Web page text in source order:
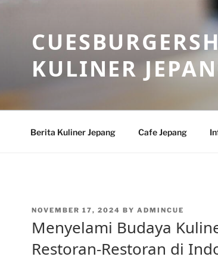
KULINER
Berita Kuliner Jepang Cafe Jepang
POSTED
NOVEMBER 17, 2024 BY ADMINCUE
Menyelami Budaya
Restoran-Restoran di